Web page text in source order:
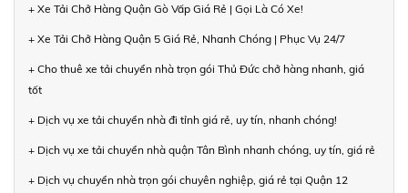
+ Xe Tải Chở Hàng Quận Gò Vấp Giá Rẻ | Gọi Là Có Xe!
+ Xe Tải Chở Hàng Quận 5 Giá Rẻ, Nhanh Chóng | Phục Vụ 24/7
+ Cho thuê xe tải chuyển nhà trọn gói Thủ Đức chở hàng nhanh, giá
tốt
+ Dịch vụ xe tải chuyển nhà đi tỉnh giá rẻ, uy tín, nhanh chóng!
+ Dịch vụ xe tải chuyển nhà quận Tân Bình nhanh chóng, uy tín, giá rẻ
+ Dịch vụ chuyển nhà trọn gói chuyên nghiệp, giá rẻ tại Quận 12